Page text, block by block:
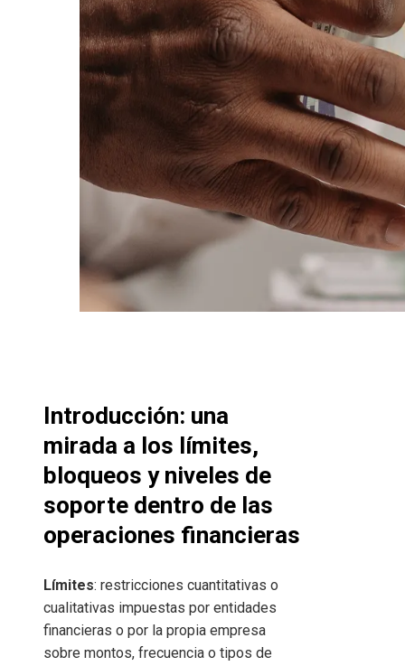
Introducción: una
mirada a los límites,
bloqueos y niveles de
soporte dentro de las
operaciones financieras
Límites: restricciones cuantitativas o
cualitativas impuestas por entidades
financieras o por la propia empresa
sobre montos, frecuencia o tipos de